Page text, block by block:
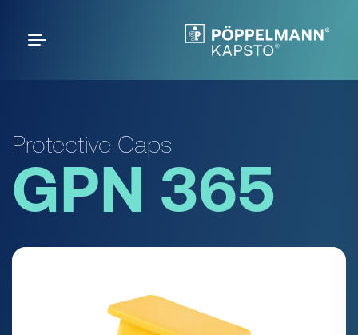
Protective Caps
GPN 365